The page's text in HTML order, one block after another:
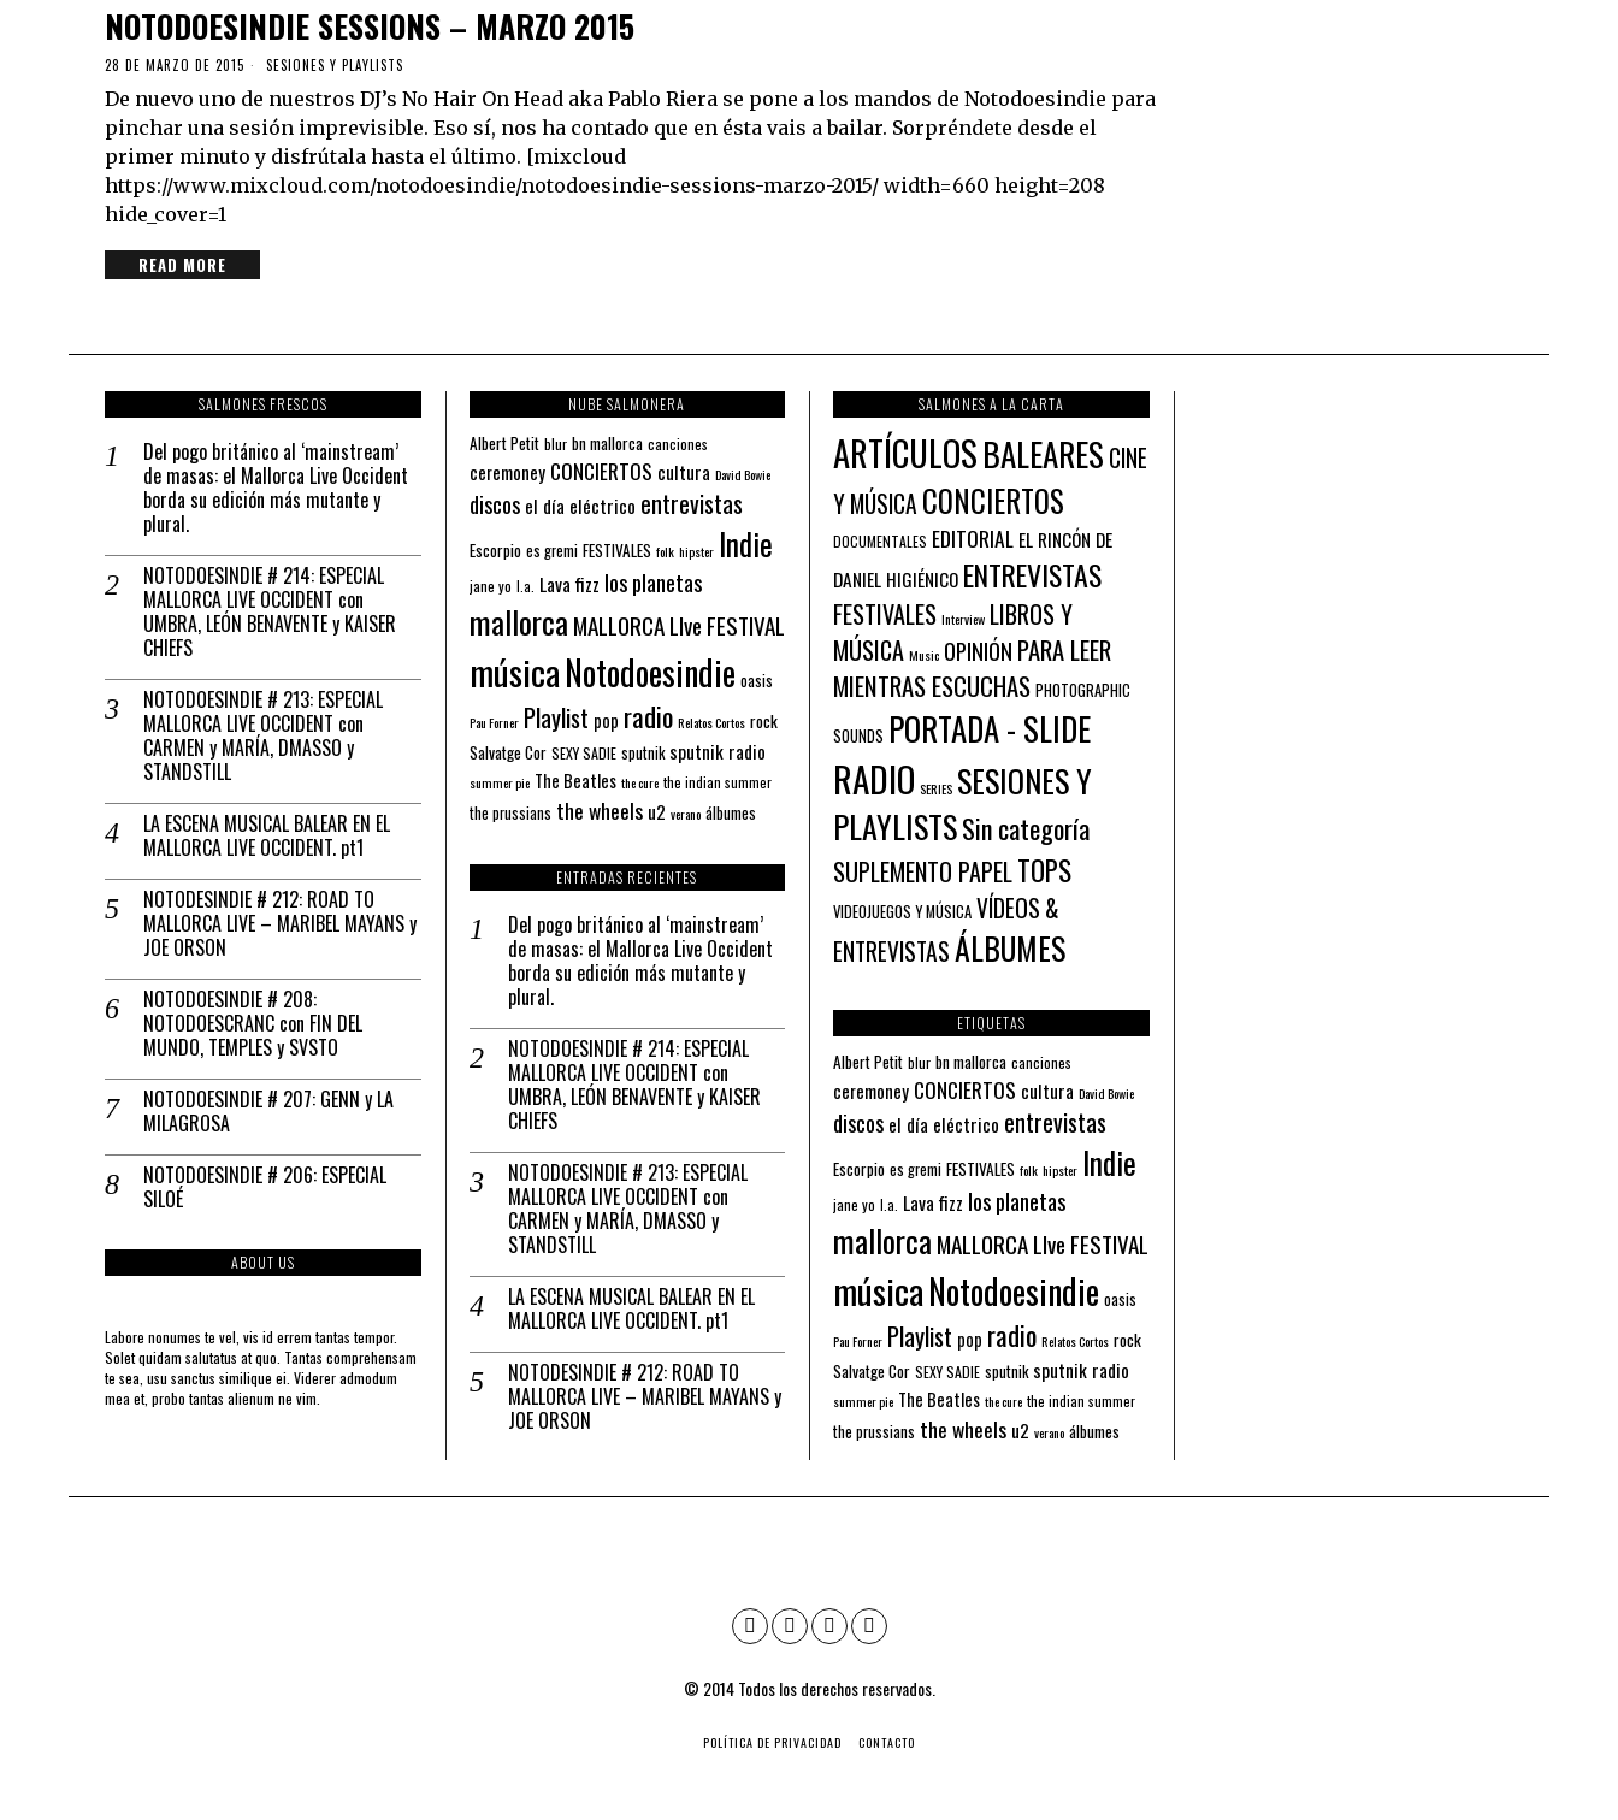
NOTODOESINDIE SESSIONS – MARZO 2015
28 DE MARZO DE 2015 SESIONES Y PLAYLISTS
De nuevo uno de nuestros DJ’s No Hair On Head aka Pablo Riera se pone a los mandos de Notodoesindie para
pinchar una sesión imprevisible. Eso sí, nos ha contado que en ésta vais a bailar. Sorpréndete desde el
primer minuto y disfrútala hasta el último. [mixcloud
https://www.mixcloud.com/notodoesindie/notodoesindie-sessions-marzo-2015/ width=660 height=208
hide_cover=1
READ MORE
SALMONES FRESCOS
Del pogo británico al ‘mainstream’
de masas: el Mallorca Live Occident
borda su edición más mutante y
plural.
NOTODOESINDIE # 214: ESPECIAL
MALLORCA LIVE OCCIDENT con
UMBRA, LEÓN BENAVENTE y KAISER
CHIEFS
NOTODOESINDIE # 213: ESPECIAL
MALLORCA LIVE OCCIDENT con
CARMEN y MARÍA, DMASSO y
STANDSTILL
LA ESCENA MUSICAL BALEAR EN EL
MALLORCA LIVE OCCIDENT. pt1
NOTODESINDIE # 212: ROAD TO
MALLORCA LIVE – MARIBEL MAYANS y
JOE ORSON
NOTODOESINDIE # 208:
NOTODOESCRANC con FIN DEL
MUNDO, TEMPLES y SVSTO
NOTODOESINDIE # 207: GENN y LA
MILAGROSA
NOTODOESINDIE # 206: ESPECIAL
SILOÉ
ABOUT US
Labore nonumes te vel, vis id errem tantas tempor.
Solet quidam salutatus at quo. Tantas comprehensam
te sea, usu sanctus similique ei. Viderer admodum
mea et, probo tantas alienum ne vim.
NUBE SALMONERA
Albert Petit blur bn mallorca canciones
ceremoney CONCIERTOS cultura David Bowie
discos el día eléctrico entrevistas
Escorpio es gremi FESTIVALES folk hipster Indie
jane yo l.a. Lava fizz los planetas
mallorca MALLORCA LIve FESTIVAL
músicaNotodoesindie oasis
Pau Forner Playlist pop radio Relatos Cortos rock
Salvatge Cor SEXY SADIE sputnik sputnik radio
summer pie The Beatles the cure the indian summer
the prussians the wheels u2 verano álbumes
ENTRADAS RECIENTES
Del pogo británico al ‘mainstream’
de masas: el Mallorca Live Occident
borda su edición más mutante y
plural.
NOTODOESINDIE # 214: ESPECIAL
MALLORCA LIVE OCCIDENT con
UMBRA, LEÓN BENAVENTE y KAISER
CHIEFS
NOTODOESINDIE # 213: ESPECIAL
MALLORCA LIVE OCCIDENT con
CARMEN y MARÍA, DMASSO y
STANDSTILL
LA ESCENA MUSICAL BALEAR EN EL
MALLORCA LIVE OCCIDENT. pt1
NOTODESINDIE # 212: ROAD TO
MALLORCA LIVE – MARIBEL MAYANS y
JOE ORSON
SALMONES A LA CARTA
ARTÍCULOSBALEARES CINE
Y MÚSICA CONCIERTOS
DOCUMENTALES EDITORIAL EL RINCÓN DE
DANIEL HIGIÉNICO ENTREVISTAS
FESTIVALES Interview LIBROS Y
MÚSICA Music OPINIÓN PARA LEER
MIENTRAS ESCUCHAS PHOTOGRAPHIC
SOUNDS PORTADA - SLIDE
RADIO SERIES SESIONES Y
PLAYLISTSSin categoría
SUPLEMENTO PAPELTOPS
VIDEOJUEGOS Y MÚSICA VÍDEOS &
ENTREVISTASÁLBUMES
ETIQUETAS
Albert Petit blur bn mallorca canciones
ceremoney CONCIERTOS cultura David Bowie
discos el día eléctrico entrevistas
Escorpio es gremi FESTIVALES folk hipster Indie
jane yo l.a. Lava fizz los planetas
mallorca MALLORCA LIve FESTIVAL
músicaNotodoesindie oasis
Pau Forner Playlist pop radio Relatos Cortos rock
Salvatge Cor SEXY SADIE sputnik sputnik radio
summer pie The Beatles the cure the indian summer
the prussians the wheels u2 verano álbumes
© 2014 Todos los derechos reservados.
POLÍTICA DE PRIVACIDAD CONTACTO